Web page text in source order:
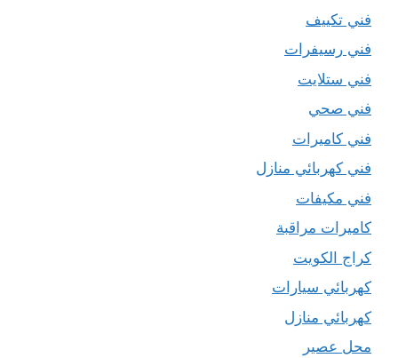
فني تكييف
فني رسيفرات
فني ستلايت
فني صحي
فني كاميرات
فني كهربائي منازل
فني مكيفات
كاميرات مراقبة
كراج الكويت
كهربائي سيارات
كهربائي منازل
محل عصير